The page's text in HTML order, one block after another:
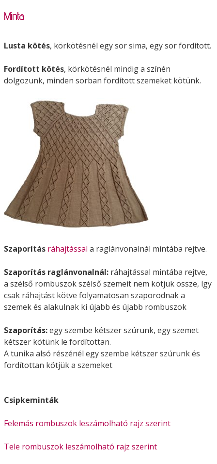
Minta
Lusta kötés, körkötésnél egy sor sima, egy sor fordított.
Fordított kötés, körkötésnél mindig a színén
dolgozunk, minden sorban fordított szemeket kötünk.
Szaporítás ráhajtással a raglánvonalnál mintába rejtve.
Szaporítás raglánvonalnál: ráhajtással mintába rejtve,
a szélső rombuszok szélső szemeit nem kötjük össze, így
csak ráhajtást kötve folyamatosan szaporodnak a
szemek és alakulnak ki újabb és újabb rombuszok
Szaporítás:egy szembe kétszer szúrunk, egy szemet
kétszer kötünk le fordítottan.
A tunika alsó részénél egy szembe kétszer szúrunk és
fordítottan kötjük a szemeket
Csipkeminták
Felemás rombuszok leszámolható rajz szerint
Tele rombuszok leszámolható rajz szerint